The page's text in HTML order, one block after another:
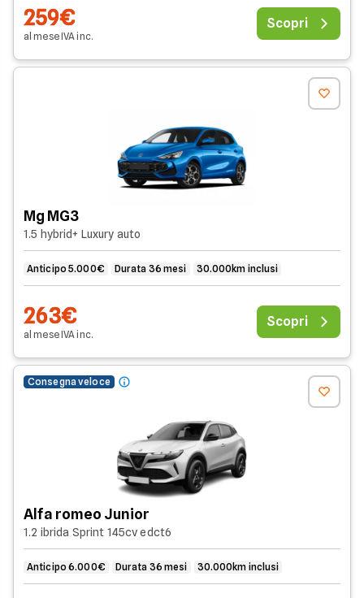
259€
al meseIVAinc.
Scopri
Mg MG3
1.5 hybrid+ Luxury auto
Anticipo 5.000€ Durata 36 mesi 30.000km inclusi
263€
al meseIVAinc.
Scopri
Consegna veloce
Alfa romeo Junior
1.2 ibrida Sprint 145cv edct6
Anticipo 6.000€ Durata 36 mesi 30.000km inclusi